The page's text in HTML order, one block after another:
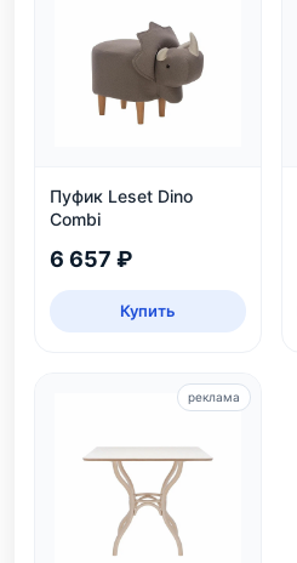
Пуфик Leset Dino
Combi
6 657 ₽
Купить
реклама